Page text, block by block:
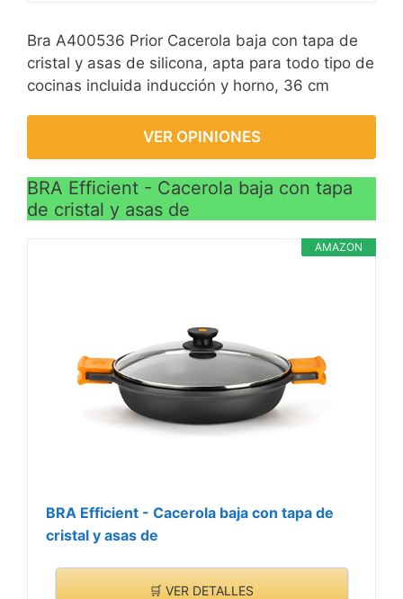
Bra A400536 Prior Cacerola baja con tapa de
cristal y asas de silicona, apta para todo tipo de
cocinas incluida inducción y horno, 36 cm
VER OPINIONES
BRA Efficient - Cacerola baja con tapa
de cristal y asas de
AMAZON
BRA Efficient - Cacerola baja con tapa de
cristal y asas de
🛒 VER DETALLES